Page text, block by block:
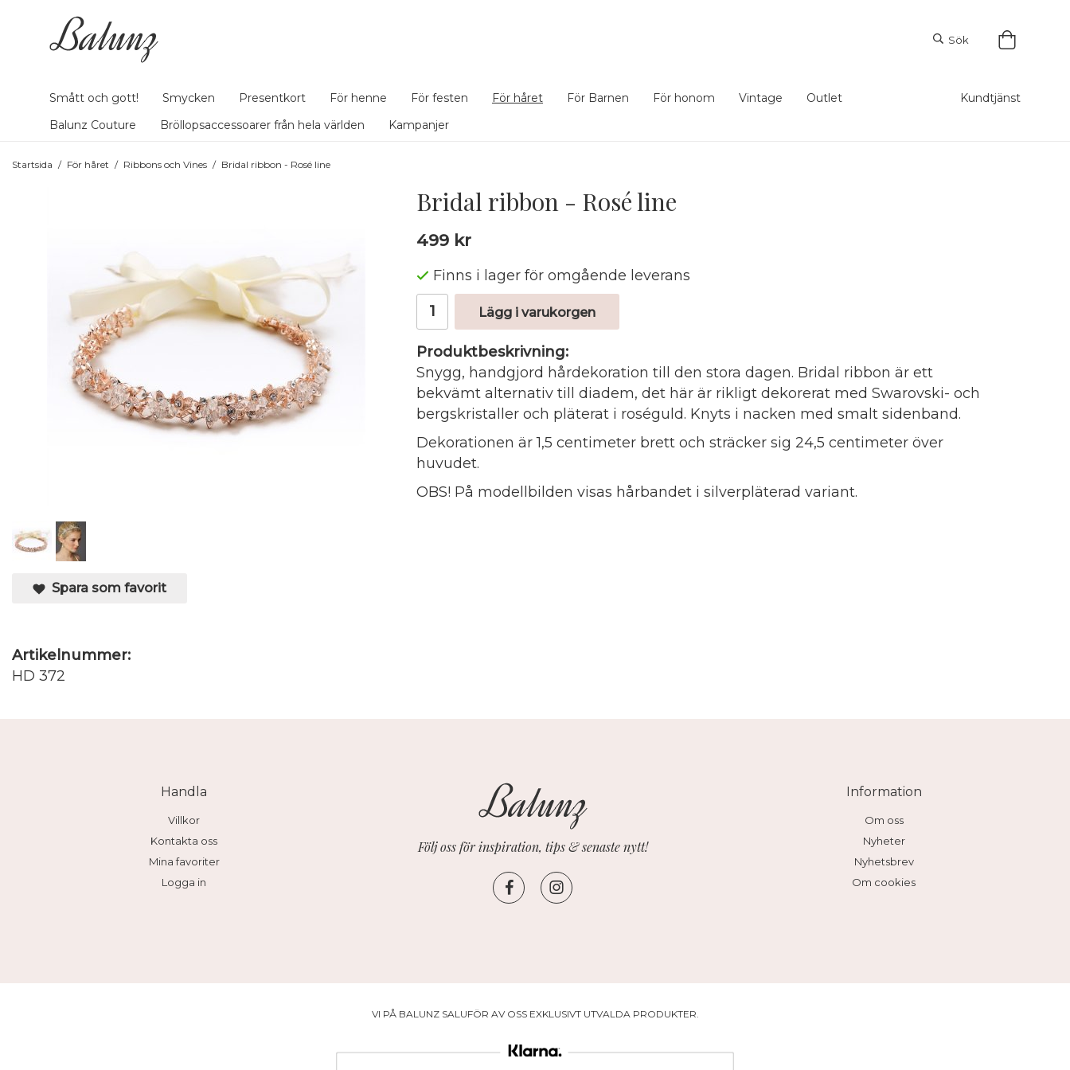
Sök
Smått och gott! Smycken Presentkort För henne För festen För håret För Barnen För honom Vintage
Outlet
Balunz Couture
Bröllopsaccessoarer från hela världen Kampanjer
Kundtjänst
Startsida / För håret / Ribbons och Vines / Bridal ribbon - Rosé line
Bridal ribbon - Rosé line
499 kr
Finns i lager för omgående leverans
Lägg i varukorgen
Produktbeskrivning:
Snygg, handgjord hårdekoration till den stora dagen. Bridal ribbon är ett
bekvämt alternativ till diadem, det här är rikligt dekorerat med Swarovski- och
bergskristaller och pläterat i roséguld. Knyts i nacken med smalt sidenband.
Dekorationen är 1,5 centimeter brett och sträcker sig 24,5 centimeter över
huvudet.
OBS! På modellbilden visas hårbandet i silverpläterad variant.
Spara som favorit
Artikelnummer:
HD 372
Handla
Villkor
Kontakta oss
Mina favoriter
Logga in
Följ oss för inspiration, tips & senaste nytt!
Information
Om oss
Nyheter
Nyhetsbrev
Om cookies
VI PÅ BALUNZ SALUFÖR AV OSS EXKLUSIVT UTVALDA PRODUKTER.